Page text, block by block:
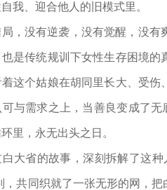
我、迎合他人的旧模式里。
，没有逆袭，没有觉醒，没有
是传统规训下女性生存困境
这个姑娘在胡同里长大、受
与需求之上，当善良变成了
里，永无出头之日。
大省的故事，深刻拆解了这
，共同织就了一张无形的网，